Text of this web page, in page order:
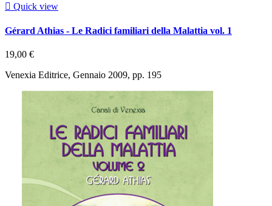
 Quick view
Gérard Athias - Le Radici familiari della Malattia vol. 1
19,00 €
Venexia Editrice, Gennaio 2009, pp. 195